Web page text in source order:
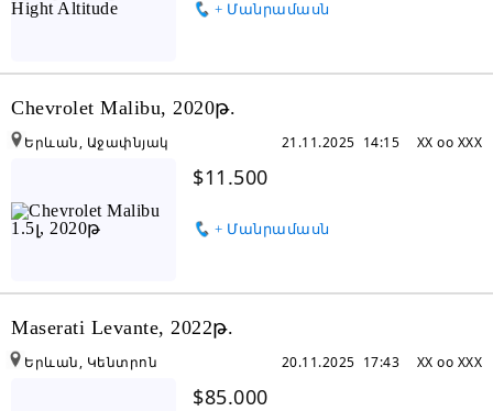
+ Մանրամասն
Chevrolet Malibu, 2020թ.
$11.500
+ Մանրամասն
XX oo XXX
21.11.2025 14:15
Երևան, Աջափնյակ
Maserati Levante, 2022թ.
$85.000
XX oo XXX
20.11.2025 17:43
Երևան, Կենտրոն